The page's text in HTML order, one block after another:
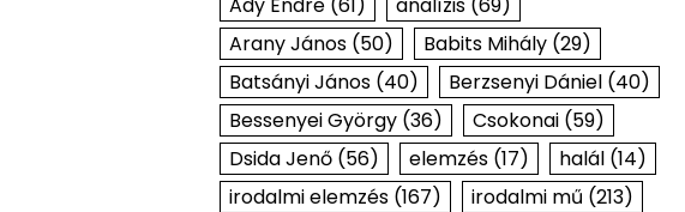
Arany János(50) Babits Mihály(29)
Batsányi János(40) Berzsenyi Dániel(40)
Bessenyei György(36) Csokonai(59)
Dsida Jenő(56) elemzés(17) halál(14)
irodalmi elemzés(167) irodalmi mű (213)